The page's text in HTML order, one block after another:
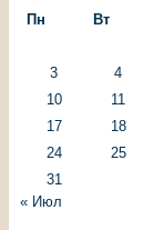
Пн
Вт
3
4
10
11
17
18
24
25
31
« Июл